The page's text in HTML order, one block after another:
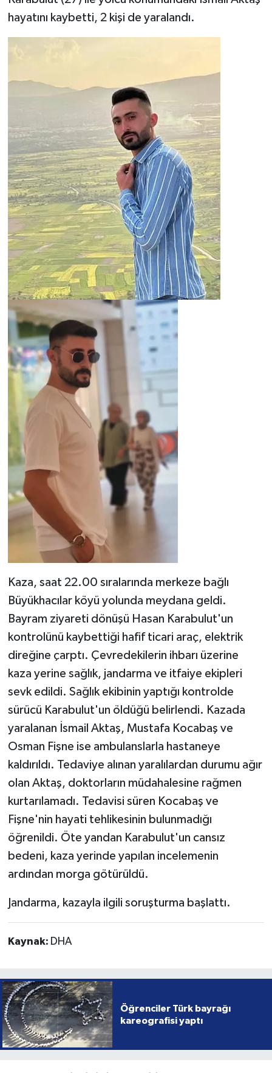
hayatını kaybetti, 2 kişi de yaralandı.
Kaza, saat 22.00 sıralarında merkeze bağlı
Büyükhacılar köyü yolunda meydana geldi.
Bayram ziyareti dönüşü Hasan Karabulut'un
kontrolünü kaybettiği hafif ticari araç, elektrik
direğine çarptı. Çevredekilerin ihbarı üzerine
kaza yerine sağlık, jandarma ve itfaiye ekipleri
sevk edildi. Sağlık ekibinin yaptığı kontrolde
sürücü Karabulut'un öldüğü belirlendi. Kazada
yaralanan İsmail Aktaş, Mustafa Kocabaş ve
Osman Fişne ise ambulanslarla hastaneye
kaldırıldı. Tedaviye alınan yaralılardan durumu ağır
olan Aktaş, doktorların müdahalesine rağmen
kurtarılamadı. Tedavisi süren Kocabaş ve
Fişne'nin hayati tehlikesinin bulunmadığı
öğrenildi. Öte yandan Karabulut'un cansız
bedeni, kaza yerinde yapılan incelemenin
ardından morga götürüldü.
Jandarma, kazayla ilgili soruşturma başlattı.
Kaynak: DHA
Öğrenciler Türk bayrağı
kareografisi yaptı